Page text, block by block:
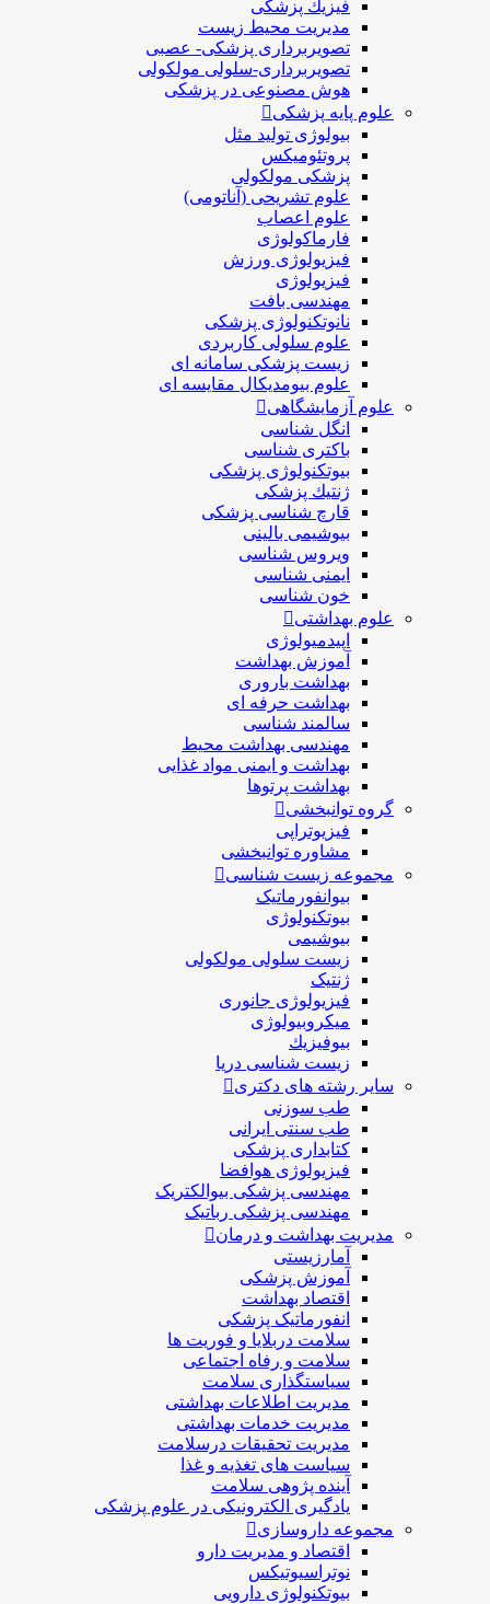
فيزيك پزشکی
مدیریت محیط زیست
تصویربرداری پزشکی- عصبی
تصویربرداری-سلولی مولکولی
هوش مصنوعی در پزشکی
علوم پایه پزشکی
بیولوژی تولید مثل
پروتئومیکس
پزشکی مولکولی
علوم تشریحی (آناتومی)
علوم اعصاب
فارماکولوژی
فیزیولوژی ورزش
فیزیولوژی
مهندسی بافت
نانوتکنولوژی پزشکی
علوم سلولی کاربردی
زیست پزشکی سامانه ای
علوم بیومدیکال مقایسه ای
علوم آزمایشگاهی
انگل شناسی
باکتری شناسی
بیوتکنولوژی پزشکی
ژنتيك پزشکی
قارچ شناسی پزشكی
بیوشیمی بالینی
ویروس شناسی
ایمنی شناسی
خون شناسی
علوم بهداشتی
اپیدمیولوژی
آموزش بهداشت
بهداشت باروری
بهداشت حرفه ای
سالمند شناسی
مهندسی بهداشت محيط
بهداشت و ایمنی مواد غذایی
بهداشت پرتوها
گروه توانبخشی
فیزیوتراپی
مشاوره توانبخشی
مجموعه زیست شناسی
بیوانفورماتیک
بیوتکنولوژی
بیوشیمی
زیست سلولی مولکولی
ژنتیک
فیزیولوژی جانوری
میکروبیولوژی
بيوفيزيك
زیست شناسی دریا
سایر رشته های دکتری
طب سوزنی
طب سنتی ایرانی
کتابداری پزشکی
فیزیولوژی هوافضا
مهندسی پزشکی بیوالکتریک
مهندسی پزشکی رباتیک
مدیریت بهداشت و درمان
آمارزیستی
آموزش پزشکی
اقتصاد بهداشت
انفورماتیک پزشکی
سلامت دربلايا و فوريت ها
سلامت و رفاه اجتماعی
سیاستگذاری سلامت
مدیریت اطلاعات بهداشتی
مدیریت خدمات بهداشتی
مدیریت تحقیقات درسلامت
سیاست های تغذیه و غذا
آینده پژوهی سلامت
یادگیری الکترونیکی در علوم پزشکی
مجموعه داروسازی
اقتصاد و مديريت دارو
نوتراسیوتیکس
بيوتكنولوژی دارویی